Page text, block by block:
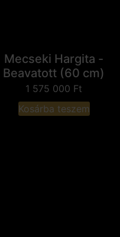
Mecseki Hargita -
Beavatott (60 cm)
1 575 000 Ft
Kosárba teszem